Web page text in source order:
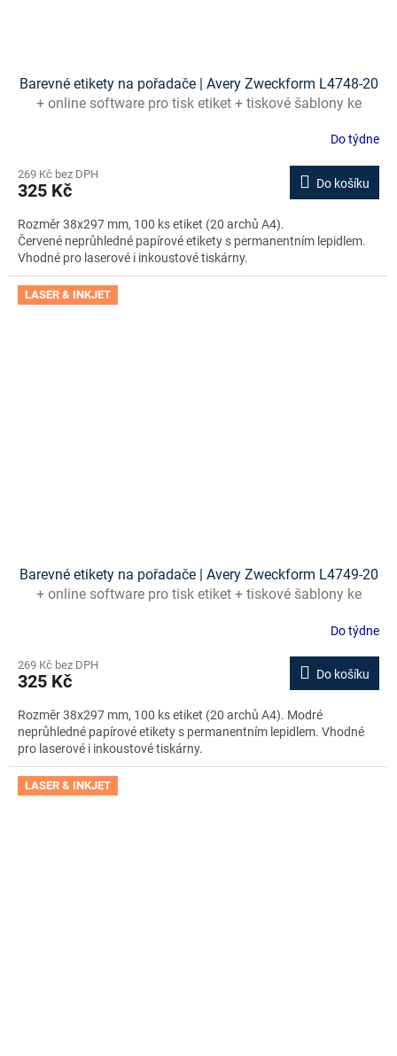
Barevné etikety na pořadače | Avery Zweckform L4748-20
+ online software pro tisk etiket + tiskové šablony ke
Do týdne
269 Kč bez DPH
325 Kč Do košíku
Rozměr 38x297 mm, 100 ks etiket (20 archů A4).
Červené neprůhledné papírové etikety s permanentním lepidlem.
Vhodné pro laserové i inkoustové tiskárny.
LASER & INKJET
Barevné etikety na pořadače | Avery Zweckform L4749-20
+ online software pro tisk etiket + tiskové šablony ke
Do týdne
269 Kč bez DPH
325 Kč Do košíku
Rozměr 38x297 mm, 100 ks etiket (20 archů A4). Modré
neprůhledné papírové etikety s permanentním lepidlem. Vhodné
pro laserové i inkoustové tiskárny.
LASER & INKJET